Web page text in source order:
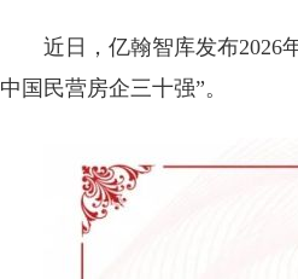
近日，亿翰智库发布2026
中国民营房企三十强”。